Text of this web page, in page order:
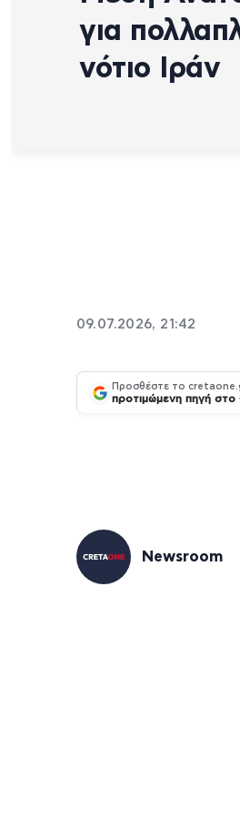
για
νότιο Ιράν
09.07.2026, 21:42
Προσθέστε το
προτιμώμενη πηγή στο
Newsroom